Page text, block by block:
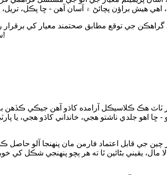
جي توقع مطابق صحتمند معيار کي
سڌو پنهنجي ٽيبل تي ڪرسپي، سونهري مسڪراهٽن جي خوشي کي ڳوليو!
- ڇا اهو جلدي ناشتو هجي، خانداني کاڌو هجي، يا
جي قابل اعتماد فارمن مان پنهنجا آلو
مال، يقيني بڻائين ٿا ته هر ٻچو پنهنجي شڪل